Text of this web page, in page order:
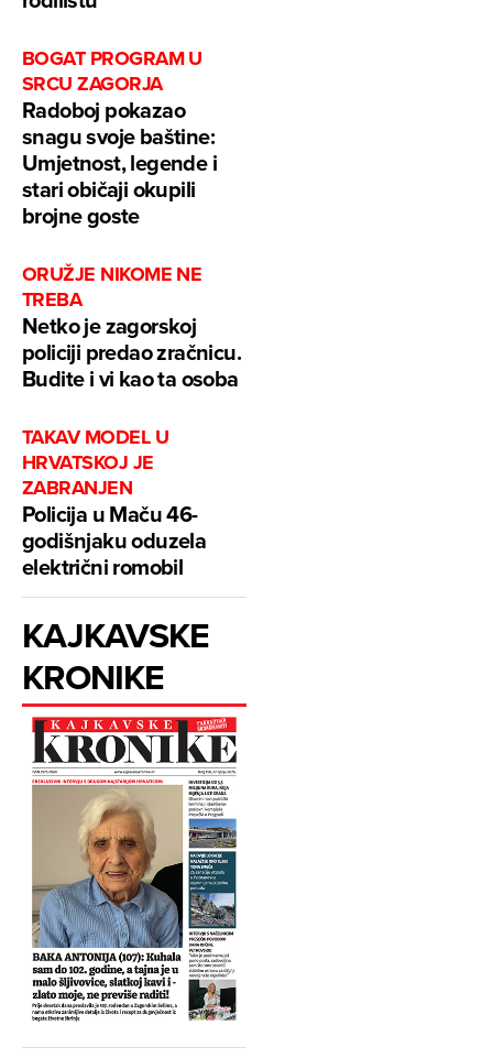
BOGAT PROGRAM U
SRCU ZAGORJA
Radoboj pokazao
snagu svoje baštine:
Umjetnost, legende i
stari običaji okupili
brojne goste
ORUŽJE NIKOME NE
TREBA
Netko je zagorskoj
policiji predao zračnicu.
Budite i vi kao ta osoba
TAKAV MODEL U
HRVATSKOJ JE
ZABRANJEN
Policija u Maču 46-
godišnjaku oduzela
električni romobil
KAJKAVSKE
KRONIKE